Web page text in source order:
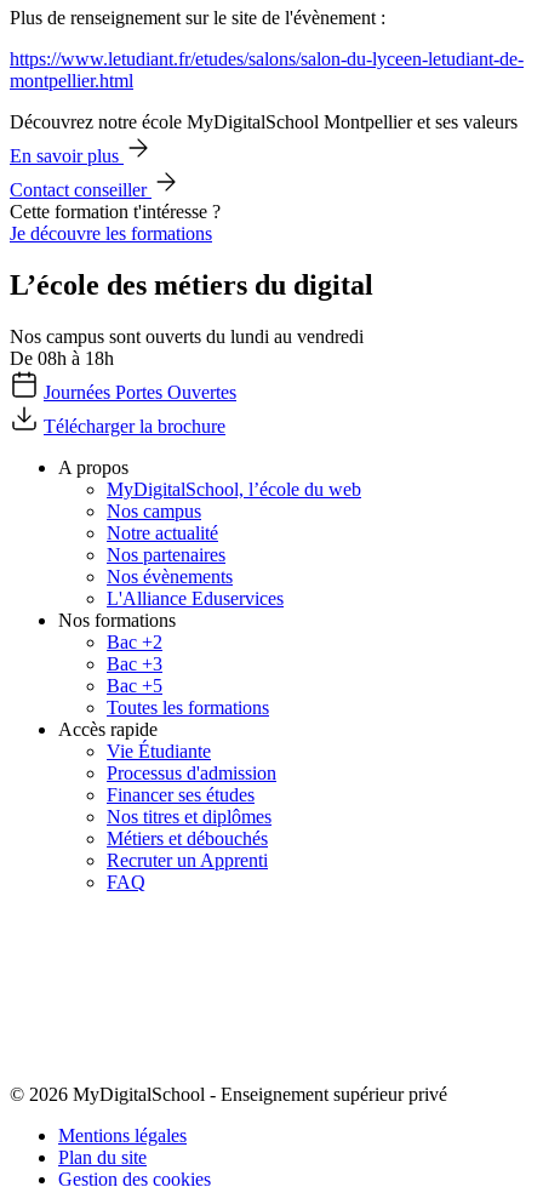
Plus de renseignement sur le site de l'évènement :
https://www.letudiant.fr/etudes/salons/salon-du-lyceen-letudiant-de-
montpellier.html
Découvrez notre école MyDigitalSchool Montpellier et ses valeurs
En savoir plus
Contact conseiller
Cette formation t'intéresse ?
Je découvre les formations
L’école des métiers du digital
Nos campus sont ouverts du lundi au vendredi
De 08h à 18h
Journées Portes Ouvertes
Télécharger la brochure
A propos
MyDigitalSchool, l’école du web
Nos campus
Notre actualité
Nos partenaires
Nos évènements
L'Alliance Eduservices
Nos formations
Bac +2
Bac +3
Bac +5
Toutes les formations
Accès rapide
Vie Étudiante
Processus d'admission
Financer ses études
Nos titres et diplômes
Métiers et débouchés
Recruter un Apprenti
FAQ
© 2026 MyDigitalSchool - Enseignement supérieur privé
Mentions légales
Plan du site
Gestion des cookies